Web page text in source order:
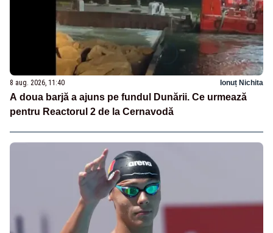
8 aug. 2026, 11:40 Ionuț Nichita
A doua barjă a ajuns pe fundul Dunării. Ce urmează
pentru Reactorul 2 de la Cernavodă